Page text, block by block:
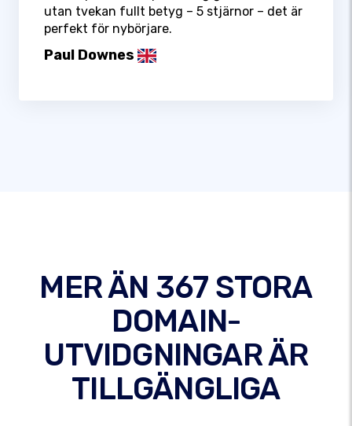
utan tvekan fullt betyg – 5 stjärnor – det är
perfekt för nybörjare.
Paul Downes
MER ÄN 367 STORA
DOMAIN-
UTVIDGNINGAR ÄR
TILLGÄNGLIGA